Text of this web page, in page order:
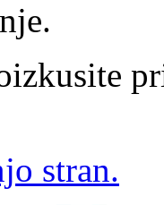
stran.